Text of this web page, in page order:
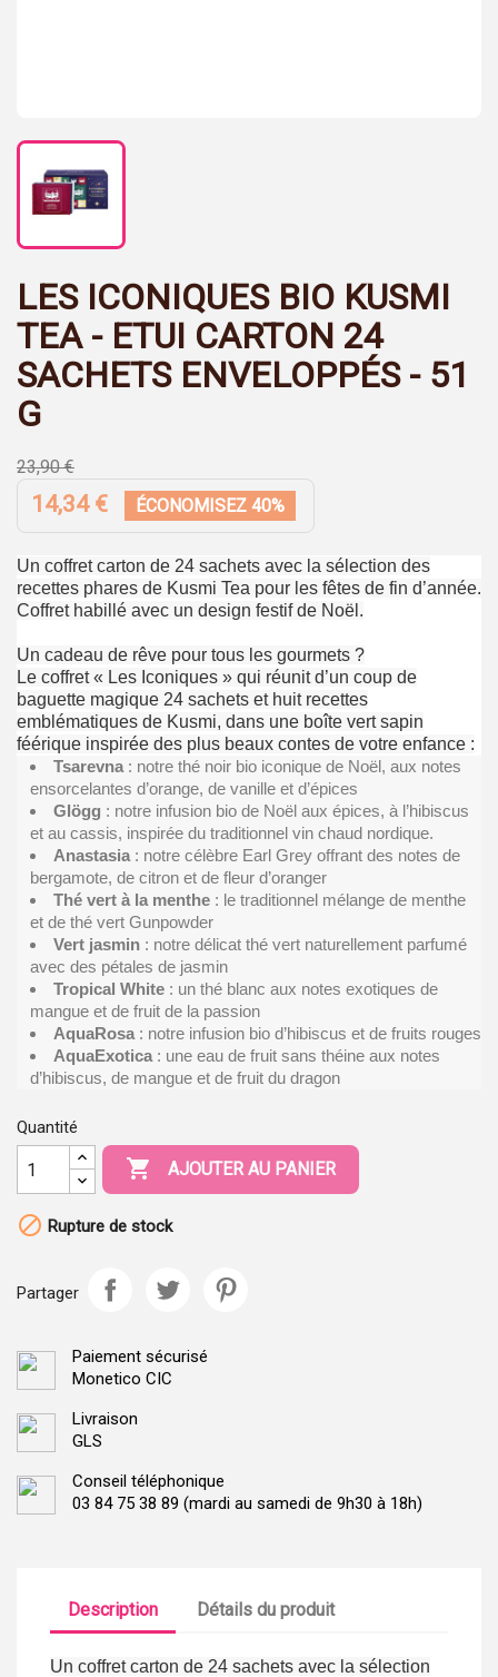
LES ICONIQUES BIO KUSMI
TEA - ETUI CARTON 24
SACHETS ENVELOPPÉS - 51
G
23,90 €
14,34 € ÉCONOMISEZ 40%
Un coffret carton de 24 sachets avec la sélection des
recettes phares de Kusmi Tea pour les fêtes de fin d’année.
Coffret habillé avec un design festif de Noël.
Un cadeau de rêve pour tous les gourmets ?
Le coffret « Les Iconiques » qui réunit d’un coup de
baguette magique 24 sachets et huit recettes
emblématiques de Kusmi, dans une boîte vert sapin
féérique inspirée des plus beaux contes de votre enfance :
Tsarevna : notre thé noir bio iconique de Noël, aux notes
ensorcelantes d’orange, de vanille et d’épices
Glögg : notre infusion bio de Noël aux épices, à l’hibiscus
et au cassis, inspirée du traditionnel vin chaud nordique.
Anastasia : notre célèbre Earl Grey offrant des notes de
bergamote, de citron et de fleur d’oranger
Thé vert à la menthe : le traditionnel mélange de menthe
et de thé vert Gunpowder
Vert jasmin : notre délicat thé vert naturellement parfumé
avec des pétales de jasmin
Tropical White : un thé blanc aux notes exotiques de
mangue et de fruit de la passion
AquaRosa : notre infusion bio d’hibiscus et de fruits rouges
AquaExotica : une eau de fruit sans théine aux notes
d’hibiscus, de mangue et de fruit du dragon
Quantité
 AJOUTER AU PANIER
 Rupture de stock
Partager
Paiement sécurisé
Monetico CIC
Livraison
GLS
Conseil téléphonique
03 84 75 38 89 (mardi au samedi de 9h30 à 18h)
Description Détails du produit
Un coffret carton de 24 sachets avec la sélection